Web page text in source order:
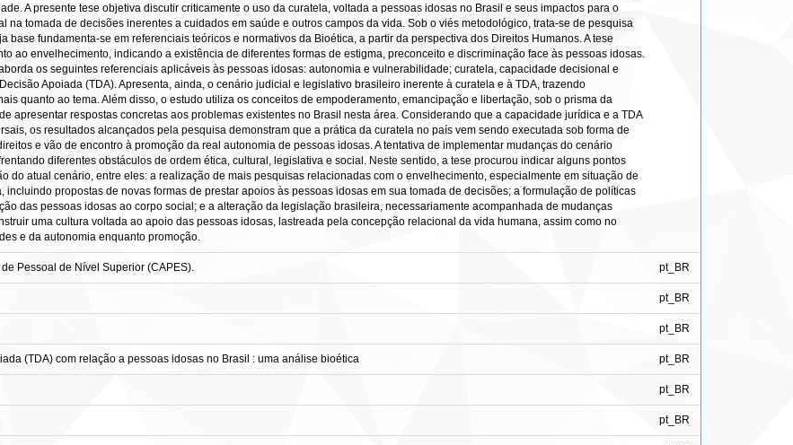
A presente tese objetiva discutir criticamente o uso da curatela, voltada a pessoas idosas no Brasil e seus impactos para o
na tomada de decisões inerentes a cuidados em saúde e outros campos da vida. Sob o viés metodológico, trata-se de pesquisa
base fundamenta-se em referenciais teóricos e normativos da Bioética, a partir da perspectiva dos Direitos Humanos. A tese
ao envelhecimento, indicando a existência de diferentes formas de estigma, preconceito e discriminação face às pessoas idosas.
os seguintes referenciais aplicáveis às pessoas idosas: autonomia e vulnerabilidade; curatela, capacidade decisional e
Apoiada (TDA). Apresenta, ainda, o cenário judicial e legislativo brasileiro inerente à curatela e à TDA, trazendo
quanto ao tema. Além disso, o estudo utiliza os conceitos de empoderamento, emancipação e libertação, sob o prisma da
apresentar respostas concretas aos problemas existentes no Brasil nesta área. Considerando que a capacidade jurídica e a TDA
os resultados alcançados pela pesquisa demonstram que a prática da curatela no país vem sendo executada sob forma de
e vão de encontro à promoção da real autonomia de pessoas idosas. A tentativa de implementar mudanças do cenário
diferentes obstáculos de ordem ética, cultural, legislativa e social. Neste sentido, a tese procurou indicar alguns pontos
do atual cenário, entre eles: a realização de mais pesquisas relacionadas com o envelhecimento, especialmente em situação de
incluindo propostas de novas formas de prestar apoios às pessoas idosas em sua tomada de decisões; a formulação de políticas
das pessoas idosas ao corpo social; e a alteração da legislação brasileira, necessariamente acompanhada de mudanças
uma cultura voltada ao apoio das pessoas idosas, lastreada pela concepção relacional da vida humana, assim como no
e da autonomia enquanto promoção.
Pessoal de Nível Superior (CAPES). pt_BR
pt_BR
pt_BR
(TDA) com relação a pessoas idosas no Brasil : uma análise bioética pt_BR
pt_BR
pt_BR